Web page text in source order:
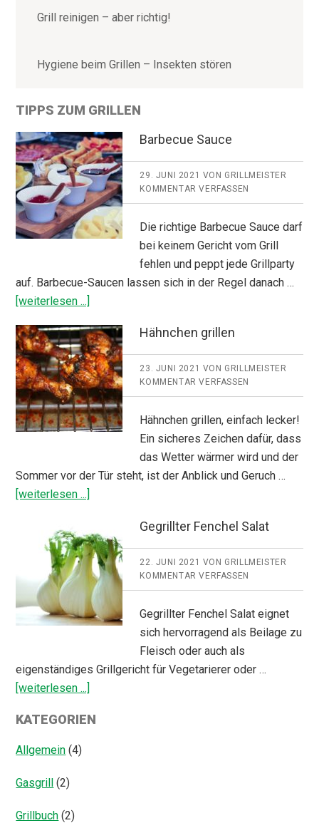
Grill reinigen – aber richtig!
Hygiene beim Grillen – Insekten stören
TIPPS ZUM GRILLEN
Barbecue Sauce
29. JUNI 2021 VON GRILLMEISTER
KOMMENTAR VERFASSEN
Die richtige Barbecue Sauce darf
bei keinem Gericht vom Grill
fehlen und peppt jede Grillparty
auf. Barbecue-Saucen lassen sich in der Regel danach …
[weiterlesen ...]
Hähnchen grillen
23. JUNI 2021 VON GRILLMEISTER
KOMMENTAR VERFASSEN
Hähnchen grillen, einfach lecker!
Ein sicheres Zeichen dafür, dass
das Wetter wärmer wird und der
Sommer vor der Tür steht, ist der Anblick und Geruch …
[weiterlesen ...]
Gegrillter Fenchel Salat
22. JUNI 2021 VON GRILLMEISTER
KOMMENTAR VERFASSEN
Gegrillter Fenchel Salat eignet
sich hervorragend als Beilage zu
Fleisch oder auch als
eigenständiges Grillgericht für Vegetarierer oder …
[weiterlesen ...]
Salat
KATEGORIEN
Allgemein (4)
Gasgrill (2)
Grillbuch (2)